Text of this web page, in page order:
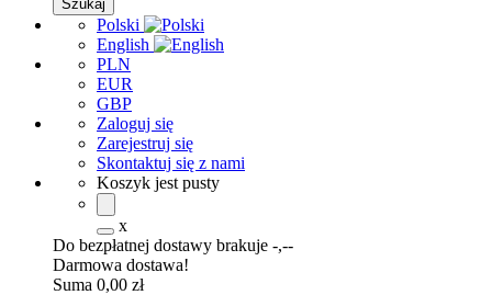
Polski
English
PLN
EUR
GBP
Zaloguj się
Zarejestruj się
Skontaktuj się z nami
Koszyk jest pusty
x
Do bezpłatnej dostawy brakuje -,--
Darmowa dostawa!
Suma 0,00 zł